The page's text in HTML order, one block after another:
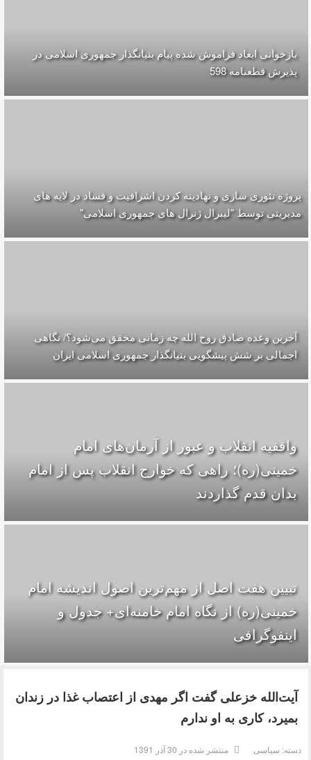
بازخوانی ابعاد فراموش شده پیام بنیانگذار جمهوری اسلامی در
پذیرش قطعنامه 598
پروژه تئوری سازی و نهادینه کردن اشرافیت و فساد در لایه های
مدیریتی توسط "لیبرال ژنرال های جمهوری اسلامی"
آخرین وعده صادق روح الله چه زمانی محقق می‌شود؟/ نگاهی
اجمالی بر شش پیشگویی بنیانگذار جمهوری اسلامی ایران
واقفیه‌ انقلاب و عبور از آرمان‌های امام
خمینی(ره)؛ راهی که خوارج انقلاب پس از امام
بدان قدم گذاردند
تبیین هفت اصل از مهم‌ترین اصول اندیشه امام
خمینی(ره) از نگاه امام خامنه‌ای+ جدول و
اینفوگرافی
آیت‌الله خزعلی گفت اگر مهدی از اعتصاب غذا در زندان
بمیرد، کاری به او ندارم
دسته: سیاسی منتشر شده در 30 آذر 1391